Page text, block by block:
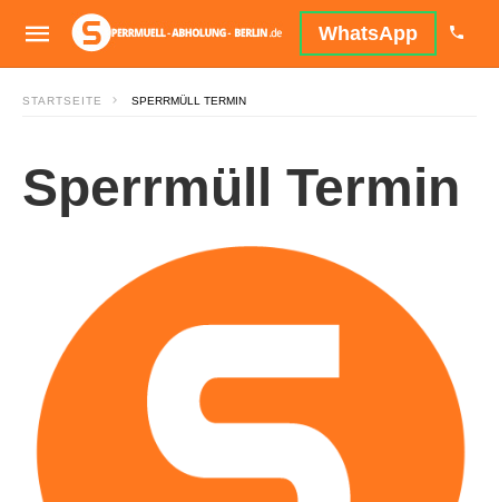
WhatsApp
STARTSEITE SPERRMÜLL TERMIN
Sperrmüll Termin